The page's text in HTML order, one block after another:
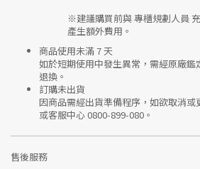
※建議購買前與專櫃規劃人員
產生額外費用。
商品使用未滿 7 天
如於短期使用中發生異常，需經原廠鑑
退換。
訂購未出貨
因商品需經出貨準備程序，如欲取消或
或客服中心 0800-899-080 。
售後服務